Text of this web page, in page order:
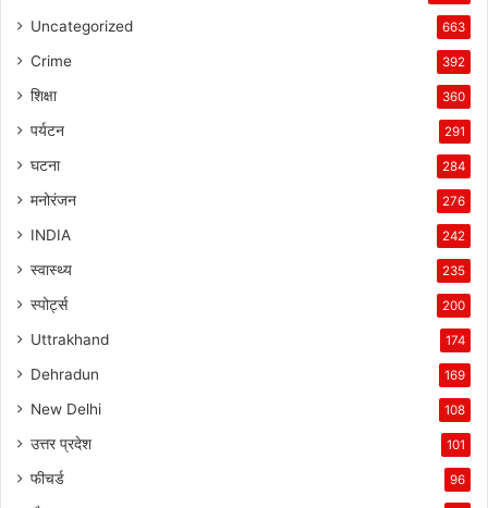
Uncategorized 663
Crime 392
शिक्षा 360
पर्यटन 291
घटना 284
मनोरंजन 276
INDIA 242
स्वास्थ्य 235
स्पोर्ट्स 200
Uttrakhand 174
Dehradun 169
New Delhi 108
उत्तर प्रदेश 101
फीचर्ड 96